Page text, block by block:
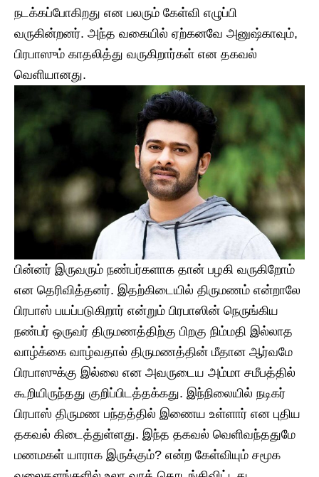
நடக்கப்போகிறது என பலரும் கேள்வி எழுப்பி
வருகின்றனர். அந்த வகையில் ஏற்கனவே அனுஷ்காவும்,
பிரபாஸும் காதலித்து வருகிறார்கள் என தகவல்
வெளியானது.
பின்னர் இருவரும் நண்பர்களாக தான் பழகி வருகிறோம்
என தெரிவித்தனர். இதற்கிடையில் திருமணம் என்றாலே
பிரபாஸ் பயப்படுகிறார் என்றும் பிரபாஸின் நெருங்கிய
நண்பர் ஒருவர் திருமணத்திற்கு பிறகு நிம்மதி இல்லாத
வாழ்க்கை வாழ்வதால் திருமணத்தின் மீதான ஆர்வமே
பிரபாஸுக்கு இல்லை என அவருடைய அம்மா சமீபத்தில்
கூறியிருந்தது குறிப்பிடத்தக்கது. இந்நிலையில் நடிகர்
பிரபாஸ் திருமண பந்தத்தில் இணைய உள்ளார் என புதிய
தகவல் கிடைத்துள்ளது. இந்த தகவல் வெளிவந்ததுமே
மணமகள் யாராக இருக்கும்? என்ற கேள்வியும் சமூக